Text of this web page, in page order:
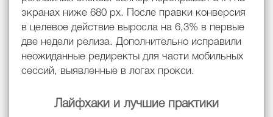
экранах ниже 680 px. После правки конверсия
в целевое действие выросла на 6,3% в первые
две недели релиза. Дополнительно исправили
неожиданные редиректы для части мобильных
сессий, выявленные в логах прокси.
Лайфхаки и лучшие практики